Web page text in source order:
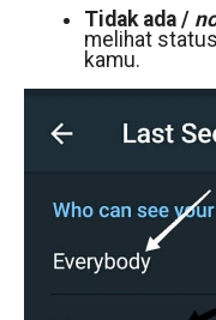
Tidak ada /
melihat
kamu.